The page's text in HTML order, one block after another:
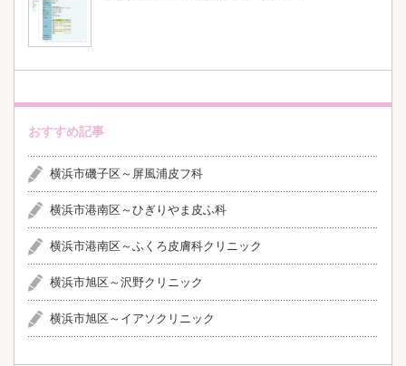
おすすめ記事
横浜市磯子区～屏風浦皮フ科
横浜市港南区～ひぎりやま皮ふ科
横浜市港南区～ふくろ皮膚科クリニック
横浜市旭区～沢野クリニック
横浜市旭区～イアソクリニック